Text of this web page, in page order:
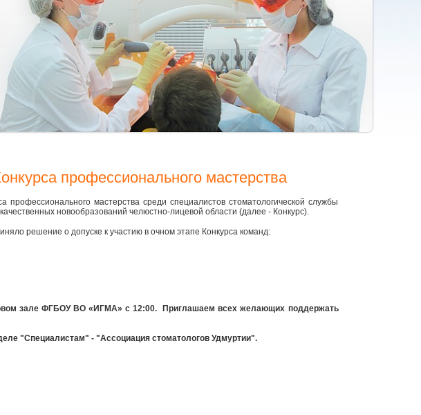
профессионального мастерства
профессионального мастерства среди специалистов стоматологической службы
новообразований челюстно-лицевой области (далее - Конкурс).
решение о допуске к участию в очном этапе Конкурса команд:
зале ФГБОУ ВО «ИГМА» с 12:00. Приглашаем всех желающих поддержать
"Специалистам" - "Ассоциация стоматологов Удмуртии".